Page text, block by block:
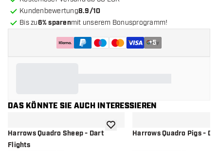
Kundenbewertung8.9/10
Bis zu6% sparenmit unserem Bonusprogramm!
+5
DAS KÖNNTE SIE AUCH INTERESSIEREN
Harrows Quadro Sheep - Dart
Flights
Zur Wunschliste hinzufügen
Harrows Quadro Pigs -